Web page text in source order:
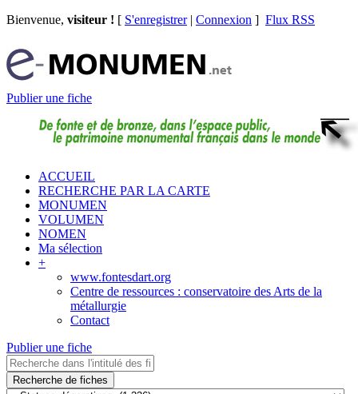
Bienvenue, visiteur ! [ S'enregistrer| Connexion ] Flux RSS
Publier une fiche
ACCUEIL
RECHERCHE PAR LA CARTE
MONUMEN
VOLUMEN
NOMEN
Ma sélection
+
www.fontesdart.org
Centre de ressources : conservatoire des Arts de la
métallurgie
Contact
Publier une fiche
Recherche de fiches